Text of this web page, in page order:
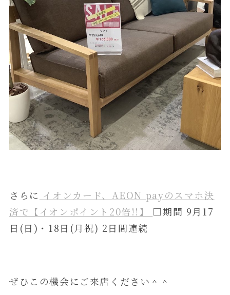
さらに イオンカード、AEON payのスマホ決
済で【イオンポイント20倍!!】 □期間 9月17
日(日)・18日(月祝) 2日間連続
ぜひこの機会にご来店ください＾＾